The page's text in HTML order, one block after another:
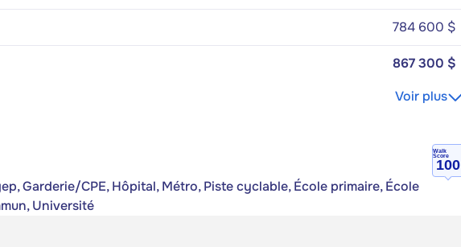
784 600 $
867 300 $
Voir plus
Walk
Score
100
Garderie/CPE, Hôpital, Métro, Piste cyclable, École primaire, École
Université